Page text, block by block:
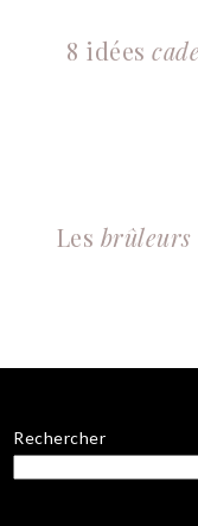
8 idées
Les brûleurs
Rechercher